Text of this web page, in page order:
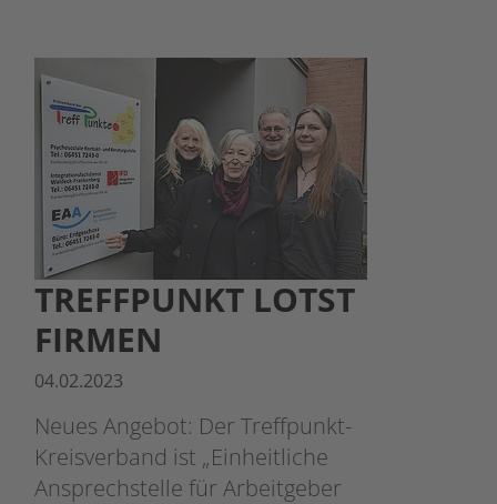
TREFFPUNKT LOTST
FIRMEN
04.02.2023
Neues Angebot: Der Treffpunkt-
Kreisverband ist „Einheitliche
Ansprechstelle für Arbeitgeber